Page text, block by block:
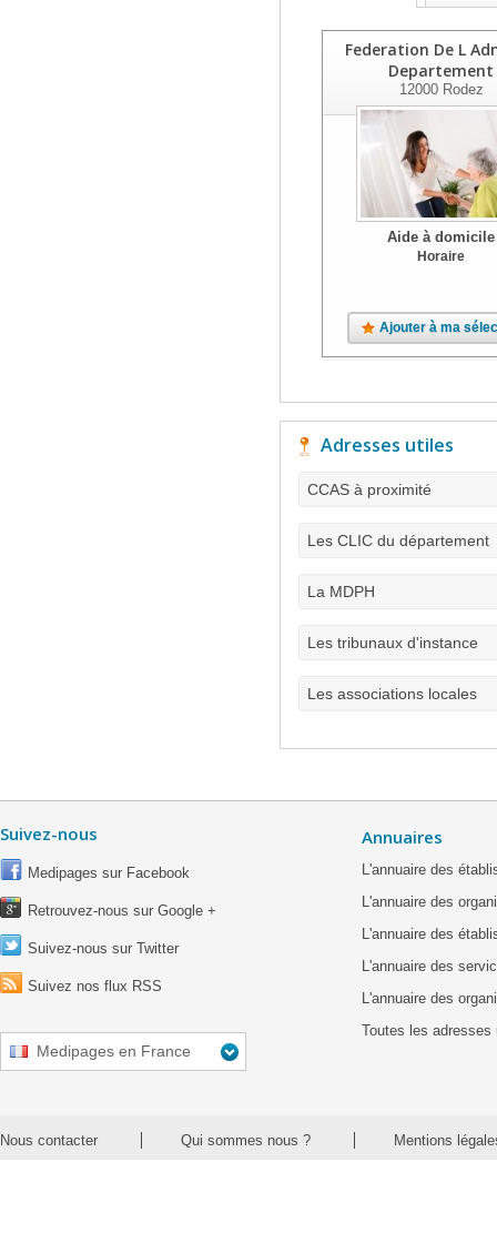
Federation De L
Departement
12000Rodez
Aide à domicile
Horaire
Ajouter à ma
Adresses utiles
CCAS à proximité
Les CLIC du département
La MDPH
Les tribunaux d'instance
Les associations locales
Suivez-nous
Medipages sur Facebook
Retrouvez-nous sur Google +
Suivez-nous sur Twitter
Suivez nos flux RSS
Medipages en France
Annuaires
L'annuaire des
L'annuaire des
L'annuaire des
L'annuaire des
L'annuaire des
Toutes les adresses
Nous contacter Qui sommes nous ? Mentions